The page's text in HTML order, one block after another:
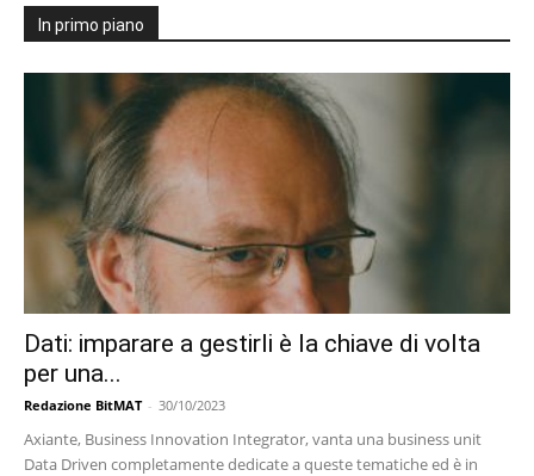
In primo piano
Dati: imparare a gestirli è la chiave di volta
per una...
Redazione BitMAT - 30/10/2023
Axiante, Business Innovation Integrator, vanta una business unit
Data Driven completamente dedicate a queste tematiche ed è in